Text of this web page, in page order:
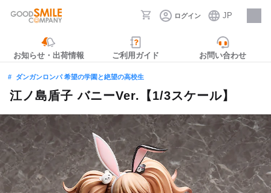
ログイン JP
採用情報
お知らせ・出荷情報 ご利用ガイド お問い合わせ
ダンガンロンパ 希望の学園と絶望の高校生
江ノ島盾子 バニーVer.【1/3スケール】